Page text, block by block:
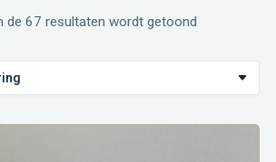
de 67 resultaten wordt getoond